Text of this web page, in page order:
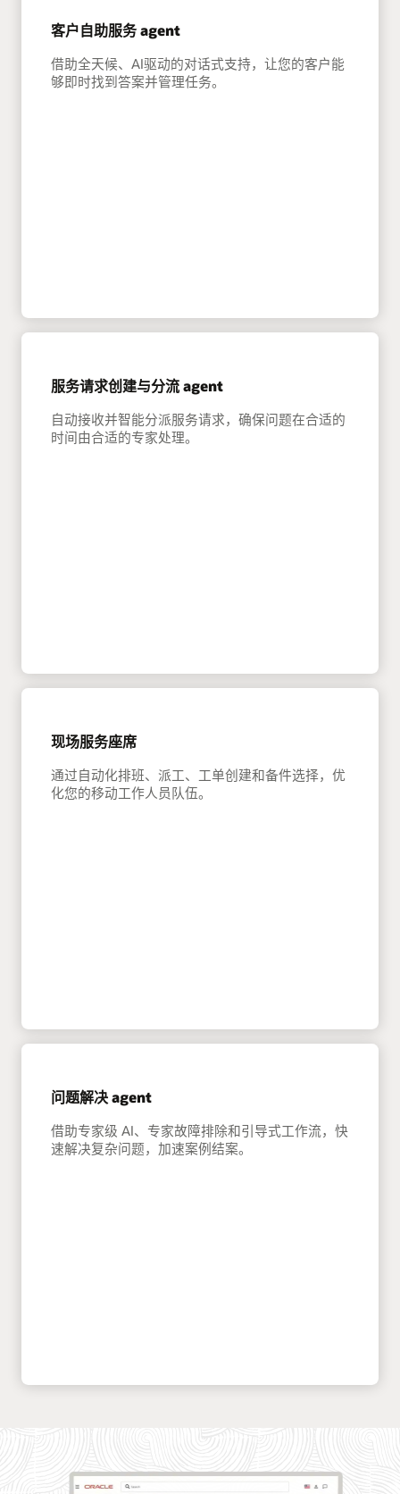
客户自助服务 agent
借助全天候、AI驱动的对话式支持，让您的客户能
够即时找到答案并管理任务。
服务请求创建与分流 agent
自动接收并智能分派服务请求，确保问题在合适的
时间由合适的专家处理。
现场服务座席
通过自动化排班、派工、工单创建和备件选择，优
化您的移动工作人员队伍。
问题解决 agent
借助专家级 AI、专家故障排除和引导式工作流，快
速解决复杂问题，加速案例结案。